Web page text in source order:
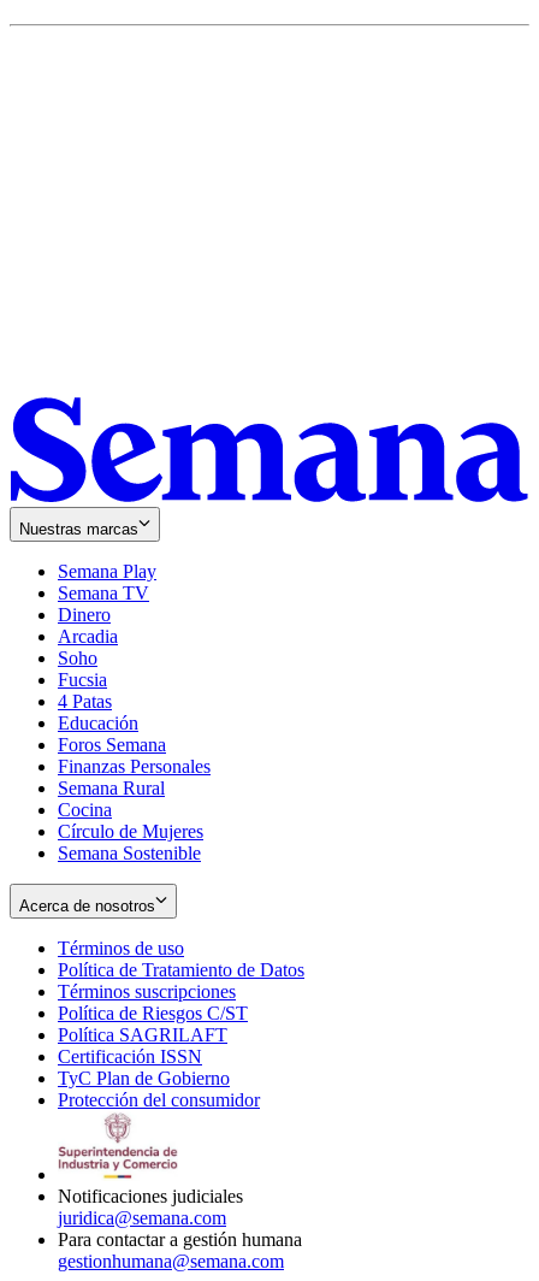
Nuestras marcas
Semana Play
Semana TV
Dinero
Arcadia
Soho
in
new
window
Fucsia
in
new
window
4 Patas
Educación
Foros Semana
Finanzas Personales
Semana Rural
Cocina
Círculo de Mujeres
Semana Sostenible
Acerca de nosotros
Términos de uso
in
new
window
Política de Tratamiento de Datos
Términos suscripciones
in
Política de Riesgos C/ST
Política SAGRILAFT
new
window
Certificación ISSN
in
new
TyC Plan de Gobierno
in
Protección del consumidorOpens
Notificaciones judiciales
juridica@semana.com
Para contactar a gestión humana
gestionhumana@semana.com